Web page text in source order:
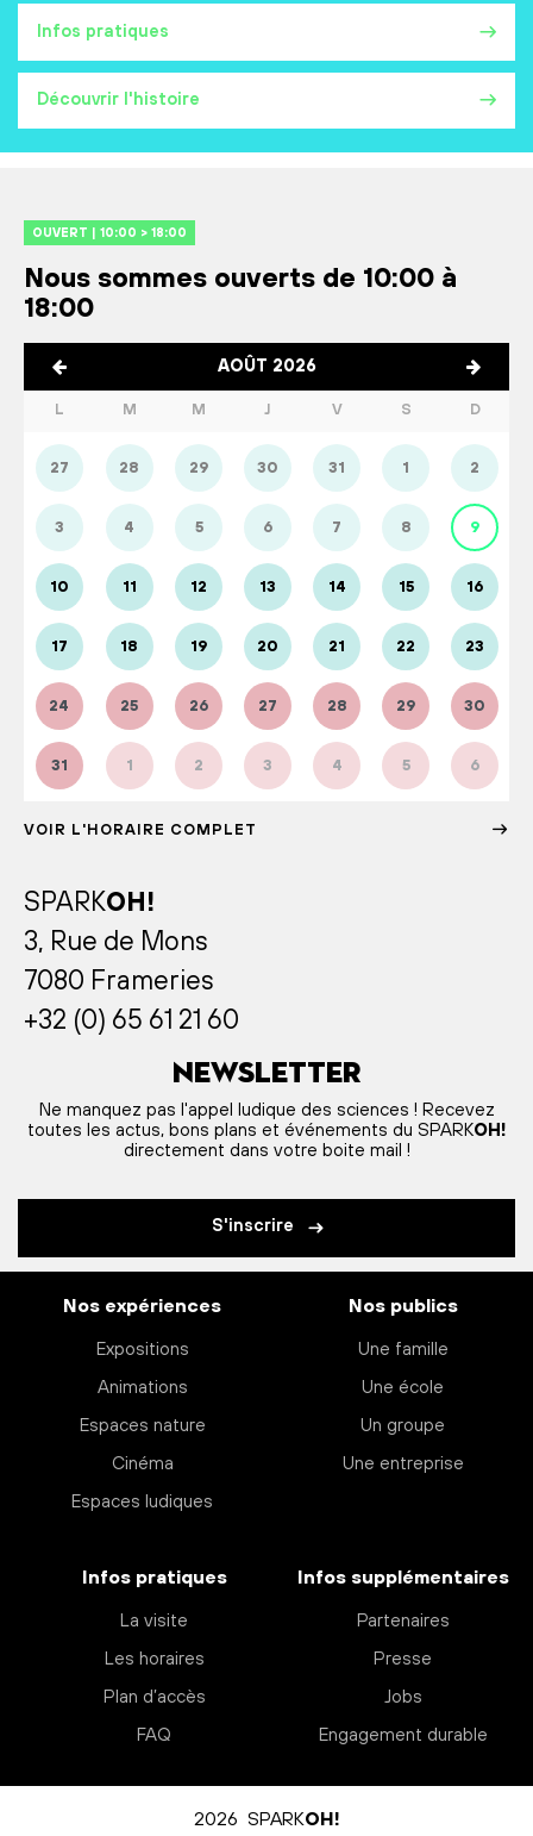
Infos pratiques
Découvrir l'histoire
OUVERT | 10:00 > 18:00
Nous sommes ouverts de 10:00 à
18:00
AOÛT 2026
L M M J V S D
27 28 29 30 31 1 2
3 4 5 6 7 8 9
10 11 12 13 14 15 16
17 18 19 20 21 22 23
24 25 26 27 28 29 30
31 1 2 3 4 5 6
VOIR L'HORAIRE COMPLET
SPARKOH!
3, Rue de Mons
7080 Frameries
+32 (0) 65 61 21 60
Newsletter
Ne manquez pas l'appel ludique des sciences ! Recevez
toutes les actus, bons plans et événements du SPARKOH!
directement dans votre boite mail !
S'inscrire
Nos expériences
Expositions
Animations
Espaces nature
Cinéma
Espaces ludiques
Nos publics
Une famille
Une école
Un groupe
Une entreprise
Infos pratiques
La visite
Les horaires
Plan d’accès
FAQ
Infos supplémentaires
Partenaires
Presse
Jobs
Engagement durable
2026 SPARKOH!